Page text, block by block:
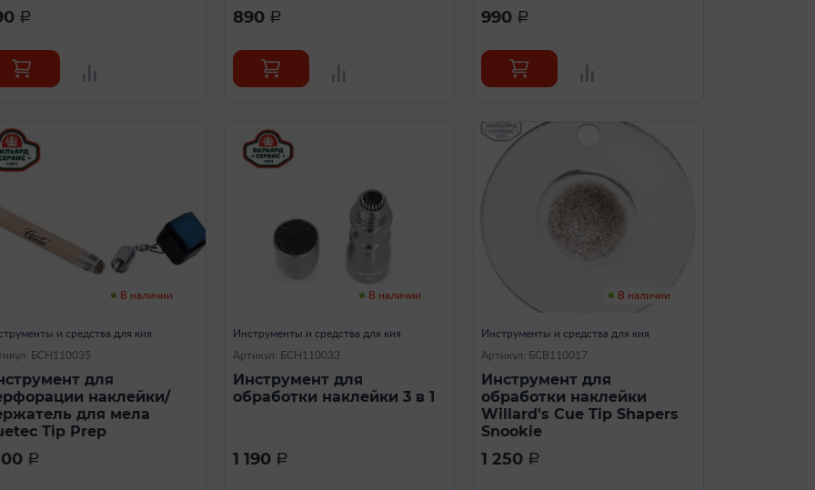
a 890 a 990 a
В наличии
и средства для кия
БСН110035
для
наклейки/
для мела
Tip Prep
a
В наличии
Инструменты и средства для кия
Артикул: БСН110033
Инструмент для
обработки наклейки 3 в 1
1 190 a
В наличии
Инструменты и средства для кия
Артикул: БСВ110017
Инструмент для
обработки наклейки
Willard's Cue Tip Shapers
Snookie
1 250 a